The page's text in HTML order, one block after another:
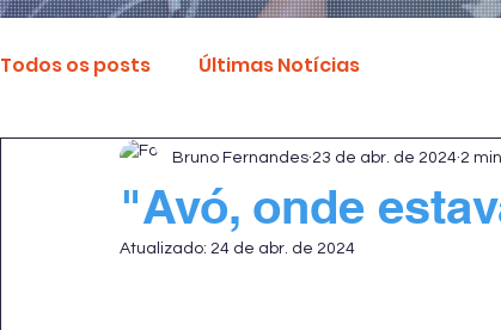
Todos os posts Últimas Notícias
"Avó, onde
Bruno Fernandes 23 de abr. de 2024 2
Atualizado: 24 de abr. de 2024